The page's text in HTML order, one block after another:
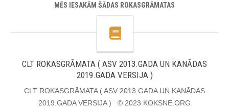
MĒS IESAKĀM ŠĀDAS ROKASGRĀMATAS
CLT ROKASGRĀMATA ( ASV 2013.GADA UN KANĀDAS
2019.GADA VERSIJA )
CLT ROKASGRĀMATA ( ASV 2013.GADA UN KANĀDAS
2019.GADA VERSIJA ) © 2023 KOKSNE.ORG